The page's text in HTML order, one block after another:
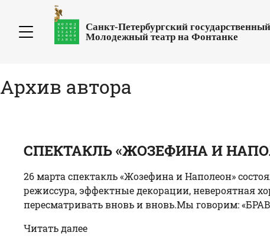
Санкт-Петербургский государственный
Молодежный театр на Фонтанке
Архив автора
СПЕКТАКЛЬ «ЖОЗЕФИНА И
26 марта спектакль «Жозефина и Наполеон»
режиссура, эффектные декорации, невероятная
пересматривать вновь и вновь.Мы говорим:
Читать далее